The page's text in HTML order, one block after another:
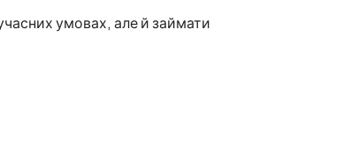
умовах, але й займати